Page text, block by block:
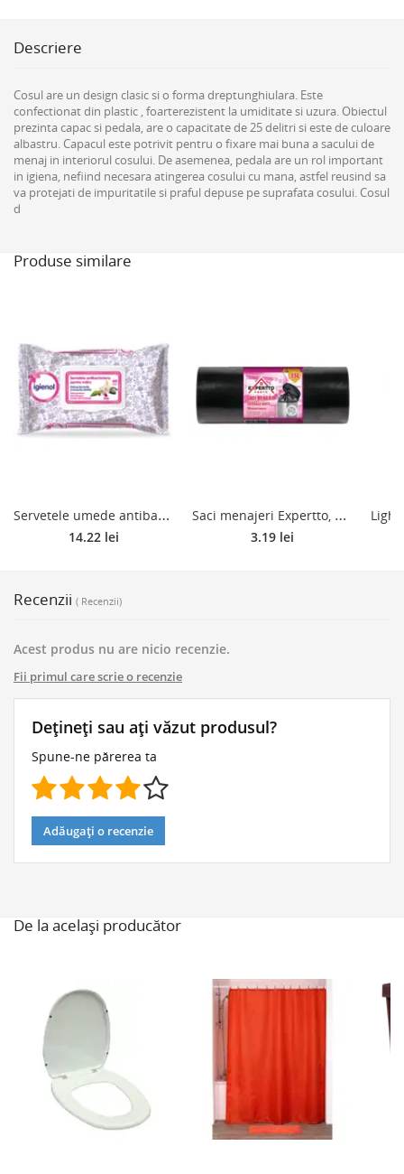
Descriere
Cosul are un design clasic si o forma dreptunghiulara. Este
confectionat din plastic , foarterezistent la umiditate si uzura. Obiectul
prezinta capac si pedala, are o capacitate de 25 delitri si este de culoare
albastru. Capacul este potrivit pentru o fixare mai buna a sacului de
menaj in interiorul cosului. De asemenea, pedala are un rol important
in igiena, nefiind necesara atingerea cosului cu mana, astfel reusind sa
va protejati de impuritatile si praful depuse pe suprafata cosului. Cosul
d
Produse similare
S
ervetele umede antibacteriene pentru maini Igienol, mar, 60 buc
14.22 lei
S
aci menajeri Expertto, 35 l, negru, 10 bucati
3.19 lei
Recenzii ( Recenzii)
Acest produs nu are nicio recenzie.
Fii primul care scrie o recenzie
Dețineți sau ați văzut produsul?
Spune-ne părerea ta
Adăugați o recenzie
De la același producător